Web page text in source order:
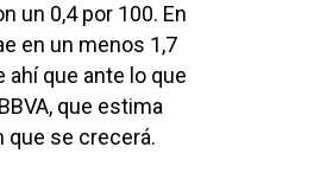
un 0,4 por 100. En
en un menos 1,7
ahí que ante lo que
que estima
que se crecerá.